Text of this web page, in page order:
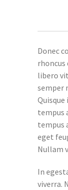
Donec
rhoncus
libero
semper
tempus
tempus
eget
Nullam
In
viverra.